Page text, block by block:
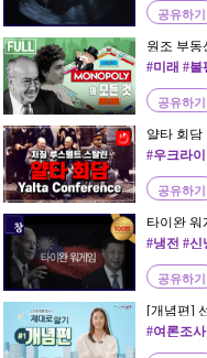
고령화
공유하기
원조 부동
랜드 스토
#미래 #불
공유하기
얄타 회담
#우크라
도 #국제
공유하기
타이완 워
#냉전 #신
공유하기
[개념편]
#여론조